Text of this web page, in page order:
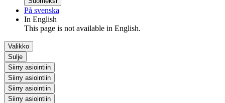
På svenska
In English
This page is not available in English.
Valikko
Sulje
Siirry asiointiin
Siirry asiointiin
Siirry asiointiin
Siirry asiointiin